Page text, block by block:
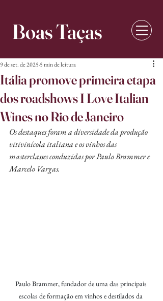
Boas Taças
Itália promove primeira etapa
dos roadshows I Love Italian
Wines no Rio de Janeiro
9 de set. de 2025 5 min de leitura
Os destaques foram a diversidade da produção
vitivinícola italiana e os vinhos das
masterclasses conduzidas por Paulo Brammer e
Marcelo Vargas.
Paulo Brammer, fundador de uma das principais
escolas de formação em vinhos e destilados da